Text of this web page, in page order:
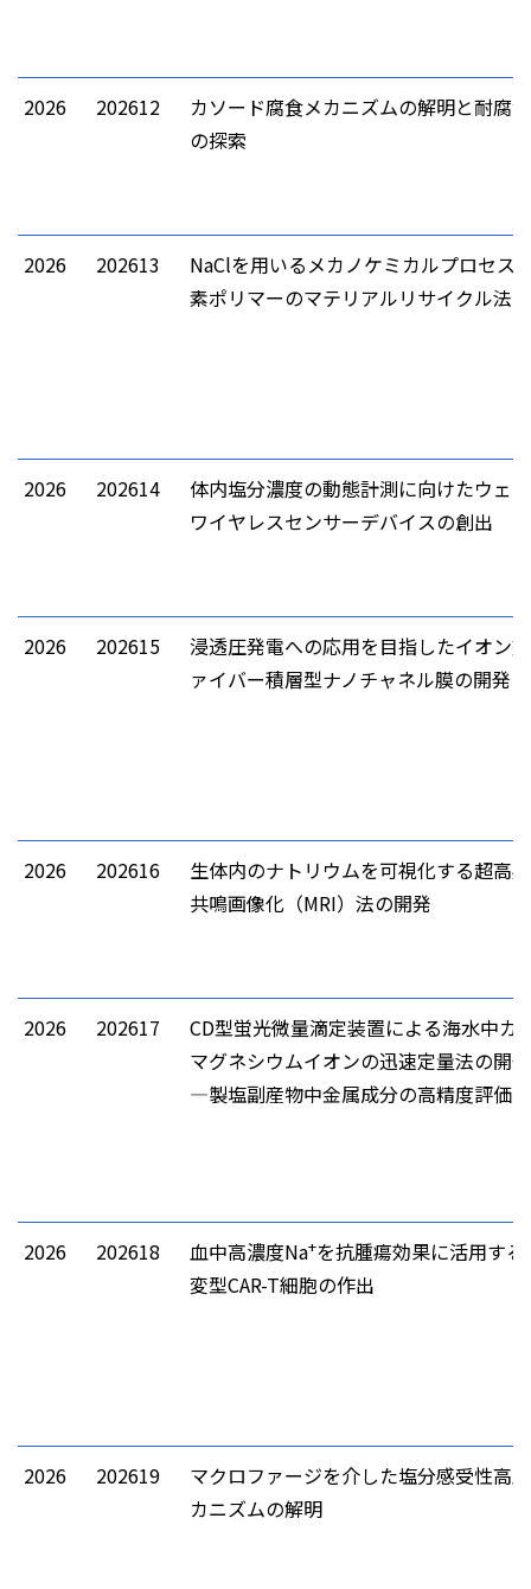
2026 202612
カソード腐食メカニズムの解明と耐腐
の探索
2026 202613
NaClを用いるメカノケミカルプロセス
素ポリマーのマテリアルリサイクル法
2026 202614
体内塩分濃度の動態計測に向けたウェ
ワイヤレスセンサーデバイスの創出
2026 202615
浸透圧発電への応用を目指したイオン
ァイバー積層型ナノチャネル膜の開発
2026 202616
生体内のナトリウムを可視化する超高
共鳴画像化（MRI）法の開発
2026 202617
CD型蛍光微量滴定装置による海水中カ
マグネシウムイオンの迅速定量法の開発
―製塩副産物中金属成分の高精度評価
2026 202618 血中高濃度Na+を抗腫瘍効果に活用す
変型CAR-T細胞の作出
2026 202619
マクロファージを介した塩分感受性高
カニズムの解明